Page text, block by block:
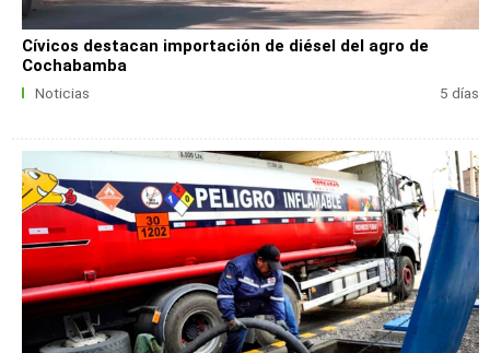
Cívicos destacan importación de diésel del agro de
Cochabamba
Noticias 5 días